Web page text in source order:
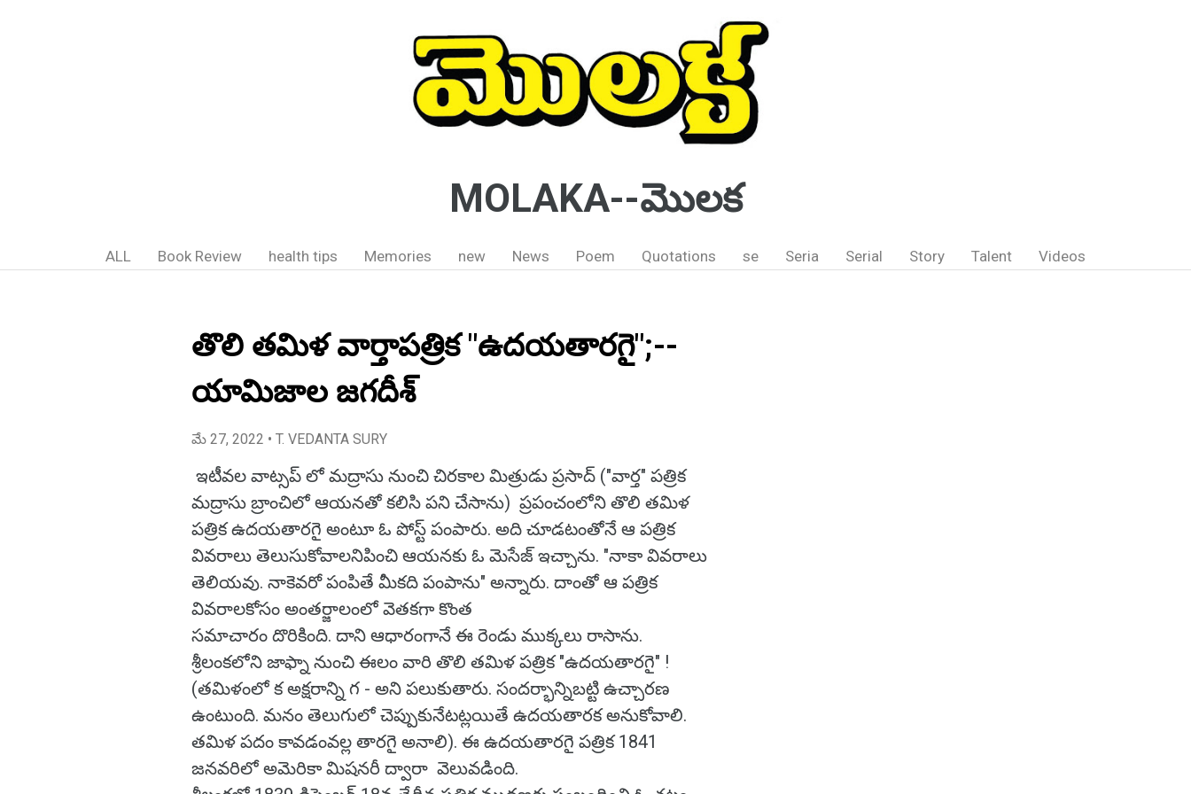
MOLAKA--మొలక
ALL Book Review health tips Memories new News Poem Quotations se Seria Serial Story Talent Videos
తొలి తమిళ వార్తాపత్రిక "ఉదయతారగై";--
యామిజాల జగదీశ్
మే 27, 2022 • T. VEDANTA SURY
ఇటీవల వాట్సప్ లో మద్రాసు నుంచి చిరకాల మిత్రుడు ప్రసాద్ ("వార్త" పత్రిక
మద్రాసు బ్రాంచిలో ఆయనతో కలిసి పని చేసాను) ప్రపంచంలోని తొలి తమిళ
పత్రిక ఉదయతారగై అంటూ ఓ పోస్ట్ పంపారు. అది చూడటంతోనే ఆ పత్రిక
వివరాలు తెలుసుకోవాలనిపించి ఆయనకు ఓ మెసేజ్ ఇచ్చాను. "నాకా వివరాలు
తెలియవు. నాకెవరో పంపితే మీకది పంపాను" అన్నారు. దాంతో ఆ పత్రిక
వివరాలకోసం అంతర్జాలంలో వెతకగా కొంత
సమాచారం దొరికింది. దాని ఆధారంగానే ఈ రెండు ముక్కలు రాసాను.
శ్రీలంకలోని జాఫ్నా నుంచి ఈలం వారి తొలి తమిళ పత్రిక "ఉదయతారగై" !
(తమిళంలో క అక్షరాన్ని గ - అని పలుకుతారు. సందర్భాన్నిబట్టి ఉచ్చారణ
ఉంటుంది. మనం తెలుగులో చెప్పుకునేటట్లయితే ఉదయతారక అనుకోవాలి.
తమిళ పదం కావడంవల్ల తారగై అనాలి). ఈ ఉదయతారగై పత్రిక 1841
జనవరిలో అమెరికా మిషనరీ ద్వారా వెలువడింది.